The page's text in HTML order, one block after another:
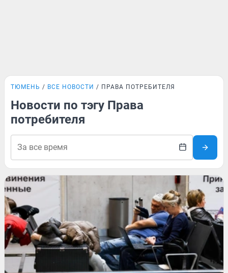
ТЮМЕНЬ ВСЕ НОВОСТИ ПРАВА ПОТРЕБИТЕЛЯ
Новости по тэгу Права
потребителя